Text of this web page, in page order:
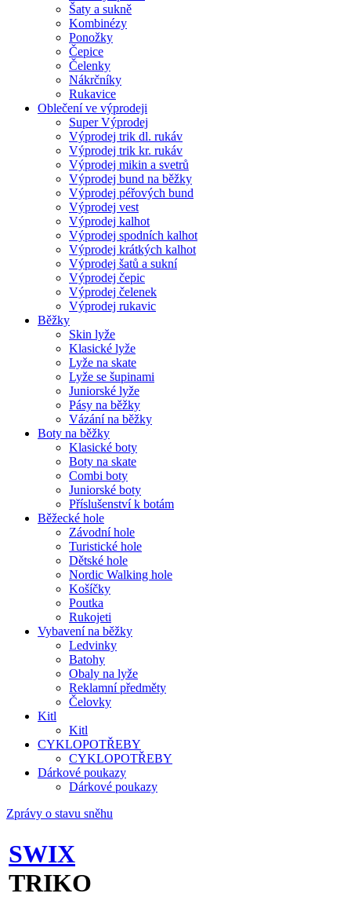
Šaty a sukně
Kombinézy
Ponožky
Čepice
Čelenky
Nákrčníky
Rukavice
Oblečení ve výprodeji
Super Výprodej
Výprodej trik dl. rukáv
Výprodej trik kr. rukáv
Výprodej mikin a svetrů
Výprodej bund na běžky
Výprodej péřových bund
Výprodej vest
Výprodej kalhot
Výprodej spodních kalhot
Výprodej krátkých kalhot
Výprodej šatů a sukní
Výprodej čepic
Výprodej čelenek
Výprodej rukavic
Běžky
Skin lyže
Klasické lyže
Lyže na skate
Lyže se šupinami
Juniorské lyže
Pásy na běžky
Vázání na běžky
Boty na běžky
Klasické boty
Boty na skate
Combi boty
Juniorské boty
Příslušenství k botám
Běžecké hole
Závodní hole
Turistické hole
Dětské hole
Nordic Walking hole
Košíčky
Poutka
Rukojeti
Vybavení na běžky
Ledvinky
Batohy
Obaly na lyže
Reklamní předměty
Čelovky
Kitl
Kitl
CYKLOPOTŘEBY
CYKLOPOTŘEBY
Dárkové poukazy
Dárkové poukazy
Zprávy o stavu sněhu
SWIX
TRIKO